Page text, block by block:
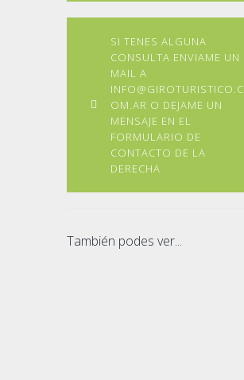
SI TENES ALGUNA
CONSULTA ENVIAME UN
MAIL A
INFO@GIROTURISTICO.C
OM.AR O DEJAME UN
MENSAJE EN EL
FORMULARIO DE
CONTACTO DE LA
DERECHA
También podes ver...